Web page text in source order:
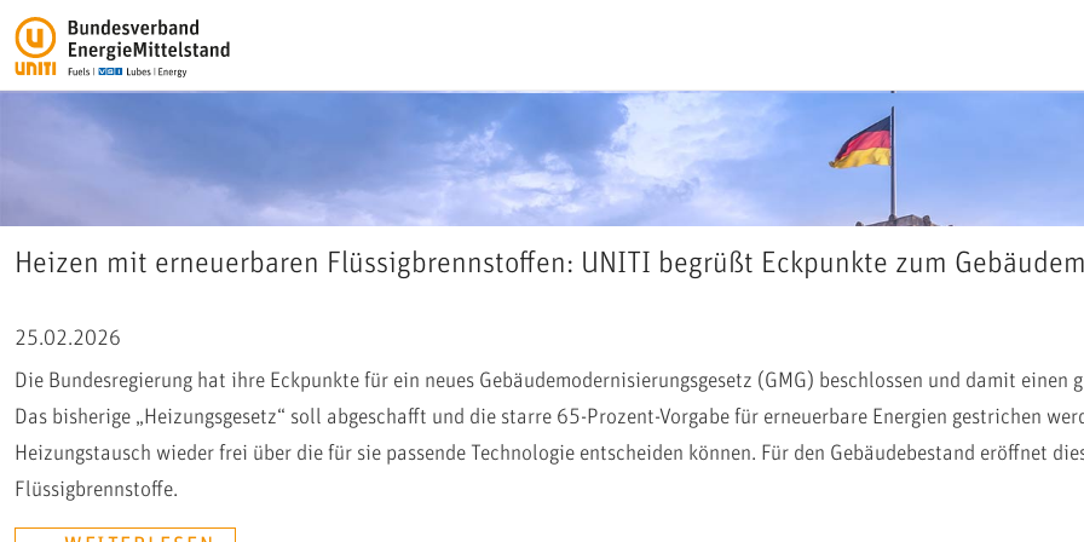
Heizen mit erneuerbaren Flüssigbrennstoffen: UNITI begrüßt Eckpunkte zum
25.02.2026
Die Bundesregierung hat ihre Eckpunkte für ein neues Gebäudemodernisierungsgesetz (GMG) beschlossen und damit
Das bisherige „Heizungsgesetz“ soll abgeschafft und die starre 65-Prozent-Vorgabe für erneuerbare Energien gestrichen
Heizungstausch wieder frei über die für sie passende Technologie entscheiden können. Für den Gebäudebestand eröffnet
Flüssigbrennstoffe.